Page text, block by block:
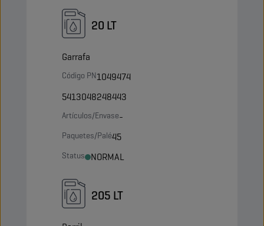
20 LT
Garrafa
Código PN1049474
5413048248443
Artículos/Envase-
Paquetes/Palé45
Status NORMAL
205 LT